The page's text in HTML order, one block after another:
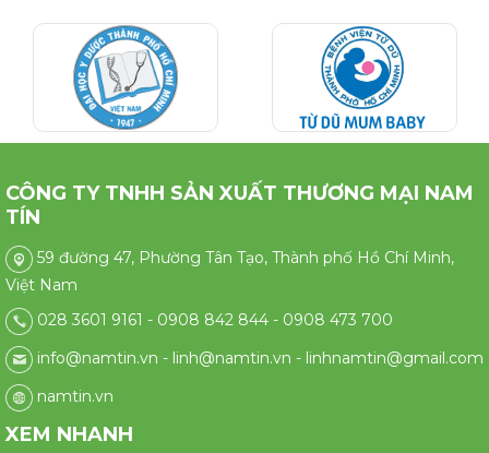
CÔNG TY TNHH SẢN XUẤT THƯƠNG MẠI NAM
TÍN
59 đường 47, Phường Tân Tạo, Thành phố Hồ Chí Minh,
Việt Nam
028 3601 9161 - 0908 842 844 - 0908 473 700
info@namtin.vn - linh@namtin.vn - linhnamtin@gmail.com
namtin.vn
XEM NHANH